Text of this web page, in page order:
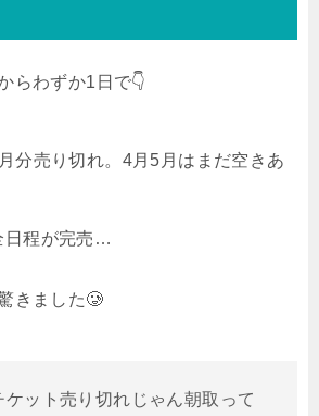
らわずか1日で👇
分売り切れ。4月5月はまだ空きあ
日程が完売…
きました🥲
ケット売り切れじゃん朝取って